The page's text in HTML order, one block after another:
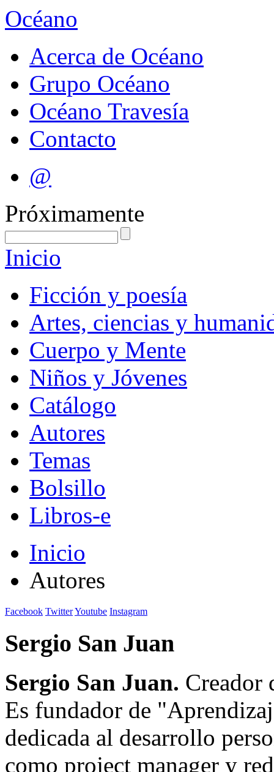
Océano
Acerca de Océano
Grupo Océano
Océano Travesía
Contacto
@
Próximamente
Inicio
Ficción y poesía
Artes, ciencias y
Cuerpo y Mente
Niños y Jóvenes
Catálogo
Autores
Temas
Bolsillo
Libros-e
Inicio
Autores
Facebook TwitterYoutube Instagram
Sergio San Juan
Sergio San Juan. Creador
Es fundador de
dedicada al desarrollo
como project manager y